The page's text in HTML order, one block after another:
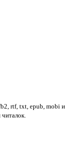
rtf, txt, epub, mobi и